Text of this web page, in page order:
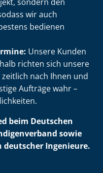
wir auch
bedienen
Unsere Kunden
richten sich unsere
nach Ihnen und
Aufträge wahr –
beim Deutschen
sowie
deutscher Ingenieure.